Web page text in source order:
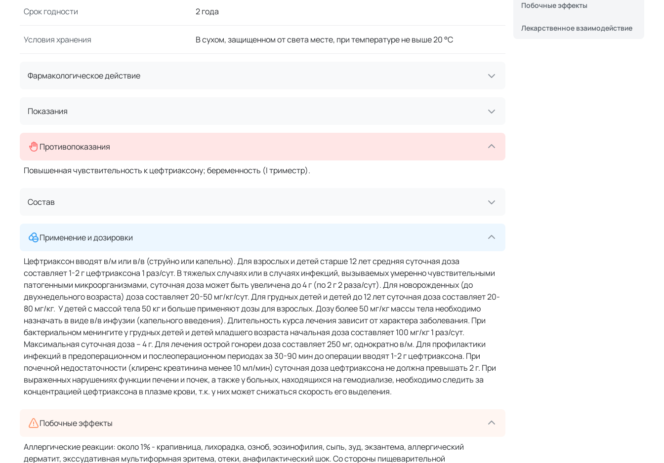
Срок годности 2 года
Условия хранения В сухом, защищенном от света месте, при температуре не выше 20 °C
Фармакологическое действие
Показания
Противопоказания
Повышенная чувствительность к цефтриаксону; беременность (I триместр).
Состав
Применение и дозировки
Цефтриаксон вводят в/м или в/в (струйно или капельно). Для взрослых и детей старше 12 лет средняя суточная доза
составляет 1-2 г цефтриаксона 1 раз/сут. В тяжелых случаях или в случаях инфекций, вызываемых умеренно чувствительными
патогенными микроорганизмами, суточная доза может быть увеличена до 4 г (по 2 г 2 раза/сут). Для новорожденных (до
двухнедельного возраста) доза составляет 20-50 мг/кг/сут. Для грудных детей и детей до 12 лет суточная доза составляет 20-
80 мг/кг. У детей c массой тела 50 кг и больше применяют дозы для взрослых. Дозу более 50 мг/кг массы тела необходимо
назначать в виде в/в инфузии (капельного введения). Длительность курса лечения зависит от характера заболевания. При
бактериальном менингите у грудных детей и детей младшего возраста начальная доза составляет 100 мг/кг 1 раз/сут.
Максимальная суточная доза – 4 г. Для лечения острой гонореи доза составляет 250 мг, однократно в/м. Для профилактики
инфекций в предоперационном и послеоперационном периодах за 30-90 мин до операции вводят 1-2 г цефтриаксона. При
почечной недостаточности (клиренс креатинина менее 10 мл/мин) суточная доза цефтриаксона не должна превышать 2 г. При
выраженных нарушениях функции печени и почек, а также у больных, находящихся на гемодиализе, необходимо следить за
концентрацией цефтриаксона в плазме крови, т.к. у них может снижаться скорость его выделения.
Побочные эффекты
Аллергические реакции: около 1% - крапивница, лихорадка, озноб, эозинофилия, сыпь, зуд, экзантема, аллергический
дерматит, экссудативная мультиформная эритема, отеки, анафилактический шок. Со стороны пищеварительной
Побочные эффекты
Лекарственное взаимодействие